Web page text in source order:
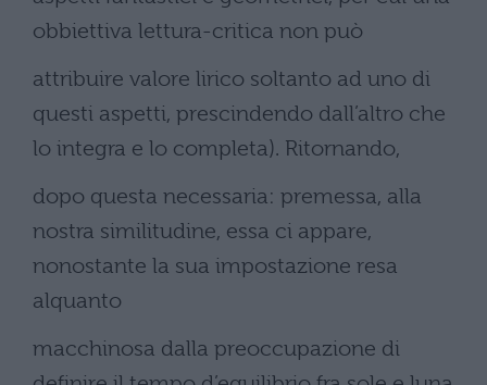
obbiettiva lettura-critica non può
attribuire valore lirico soltanto ad uno di
questi aspetti, prescindendo dall’altro che
lo integra e lo completa). Ritornando,
dopo questa necessaria: premessa, alla
nostra similitudine, essa ci appare,
nonostante la sua impostazione resa
alquanto
macchinosa dalla preoccupazione di